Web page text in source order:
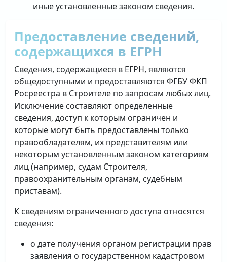
иные установленные законом сведения.
Предоставление сведений,
содержащихся в ЕГРН
Сведения, содержащиеся в ЕГРН, являются
общедоступными и предоставляются ФГБУ ФКП
Росреестра в Строителе по запросам любых лиц.
Исключение составляют определенные
сведения, доступ к которым ограничен и
которые могут быть предоставлены только
правообладателям, их представителям или
некоторым установленным законом категориям
лиц (например, судам Строителя,
правоохранительным органам, судебным
приставам).
К сведениям ограниченного доступа относятся
сведения:
о дате получения органом регистрации прав
заявления о государственном кадастровом